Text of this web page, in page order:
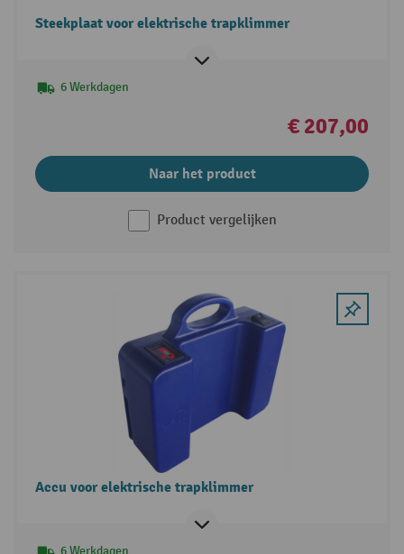
Steekplaat voor elektrische trapklimmer
6 Werkdagen
€ 207,00
Naar het product
Product vergelijken
Accu voor elektrische trapklimmer
6 Werkdagen